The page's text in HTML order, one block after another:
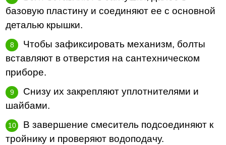
базовую пластину и соединяют ее с основной
деталью крышки.
Чтобы зафиксировать механизм, болты
вставляют в отверстия на сантехническом
приборе.
Снизу их закрепляют уплотнителями и
шайбами.
В завершение смеситель подсоединяют к
тройнику и проверяют водоподачу.